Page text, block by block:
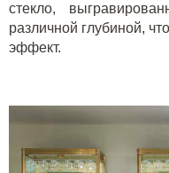
стекло,
различной глубиной,
эффект.